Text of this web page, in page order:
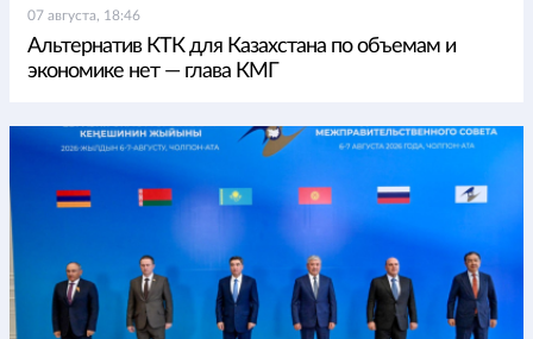
07 августа, 18:46
Альтернатив КТК для Казахстана по объемам и
экономике нет — глава КМГ